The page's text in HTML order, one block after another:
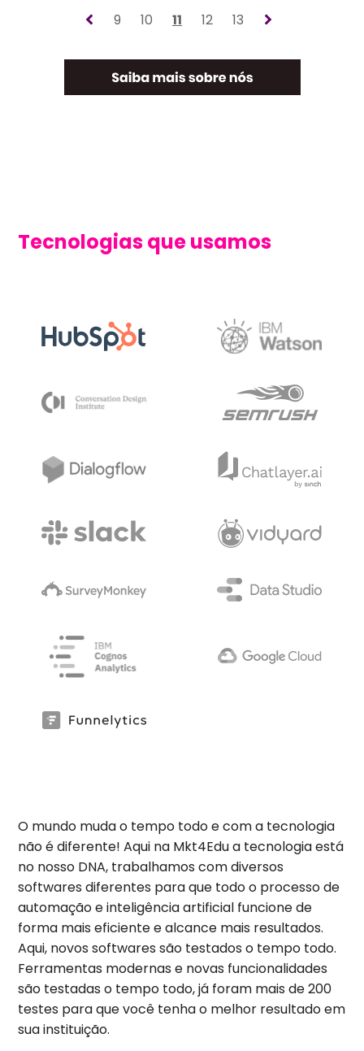
9 10 11 12 13
Tecnologias que usamos
O mundo muda o tempo todo e com a tecnologia
não é diferente! Aqui na Mkt4Edu a tecnologia está
no nosso DNA, trabalhamos com diversos
softwares diferentes para que todo o processo de
automação e inteligência artificial funcione de
forma mais eficiente e alcance mais resultados.
Aqui, novos softwares são testados o tempo todo.
Ferramentas modernas e novas funcionalidades
são testadas o tempo todo, já foram mais de 200
testes para que você tenha o melhor resultado em
sua instituição.